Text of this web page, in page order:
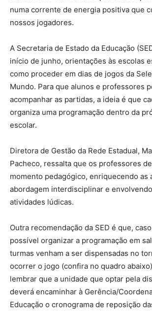
numa corrente de energia positiva que
nossos jogadores.
A Secretaria de Estado da Educação
início de junho, orientações às escolas
como proceder em dias de jogos da
Mundo. Para que alunos e professores
acompanhar as partidas, a ideia é que
organiza uma programação dentro da
escolar.
Diretora de Gestão da Rede Estadual,
Pacheco, ressalta que os professores
momento pedagógico, enriquecendo as
abordagem interdisciplinar e
atividades lúdicas.
Outra recomendação da SED é que,
possível organizar a programação em
turmas venham a ser dispensadas no
ocorrer o jogo (confira no quadro
lembrar que a unidade que optar pela
deverá encaminhar à Gerência/
Educação o cronograma de reposição